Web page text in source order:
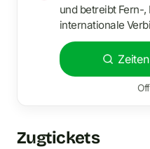
und betreibt Fern-
internationale
Zugtickets